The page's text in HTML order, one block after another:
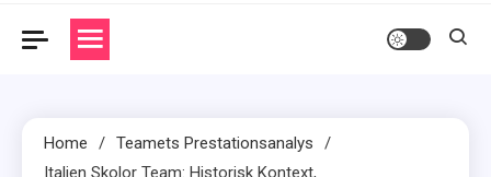
Home
Teamets Prestationsanalys
Italien Skolor Team: Historisk Kontext,